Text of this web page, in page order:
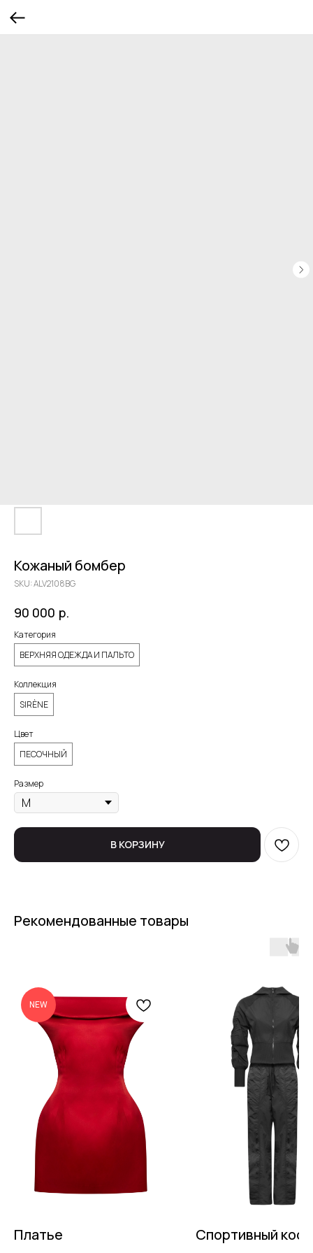
Кожаный бомбер
SKU:ALV2108BG
90 000 р.
Категория
ВЕРХНЯЯ ОДЕЖДА И ПАЛЬТО
Коллекция
SIRÈNE
Цвет
ПЕСОЧНЫЙ
Размер
В КОРЗИНУ
Рекомендованные товары
NEW
Платье Спортивный